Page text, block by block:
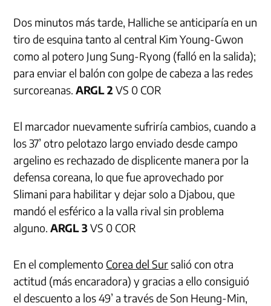
Dos minutos más tarde, Halliche se anticiparía en un
tiro de esquina tanto al central Kim Young-Gwon
como al potero Jung Sung-Ryong (falló en la salida);
para enviar el balón con golpe de cabeza a las redes
surcoreanas.ARGL 2VS 0 COR
El marcador nuevamente sufriría cambios, cuando a
los 37’ otro pelotazo largo enviado desde campo
argelino es rechazado de displicente manera por la
defensa coreana, lo que fue aprovechado por
Slimani para habilitar y dejar solo a Djabou, que
mandó el esférico a la valla rival sin problema
alguno.ARGL 3VS 0 COR
En el complemento Corea del Sursalió con otra
actitud (más encaradora) y gracias a ello consiguió
el descuento a los 49’ a través de Son Heung-Min,